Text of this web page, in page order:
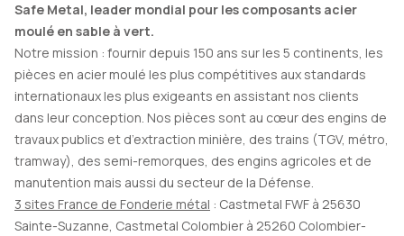
Safe Metal, leader mondial pour les composants acier
moulé en sable à vert.
Notre mission : fournir depuis 150 ans sur les 5 continents, les
pièces en acier moulé les plus compétitives aux standards
internationaux les plus exigeants en assistant nos clients
dans leur conception. Nos pièces sont au cœur des engins de
travaux publics et d’extraction minière, des trains (TGV, métro,
tramway), des semi-remorques, des engins agricoles et de
manutention mais aussi du secteur de la Défense.
3 sites France de Fonderie métal : Castmetal FWF à 25630
Sainte-Suzanne, Castmetal Colombier à 25260 Colombier-